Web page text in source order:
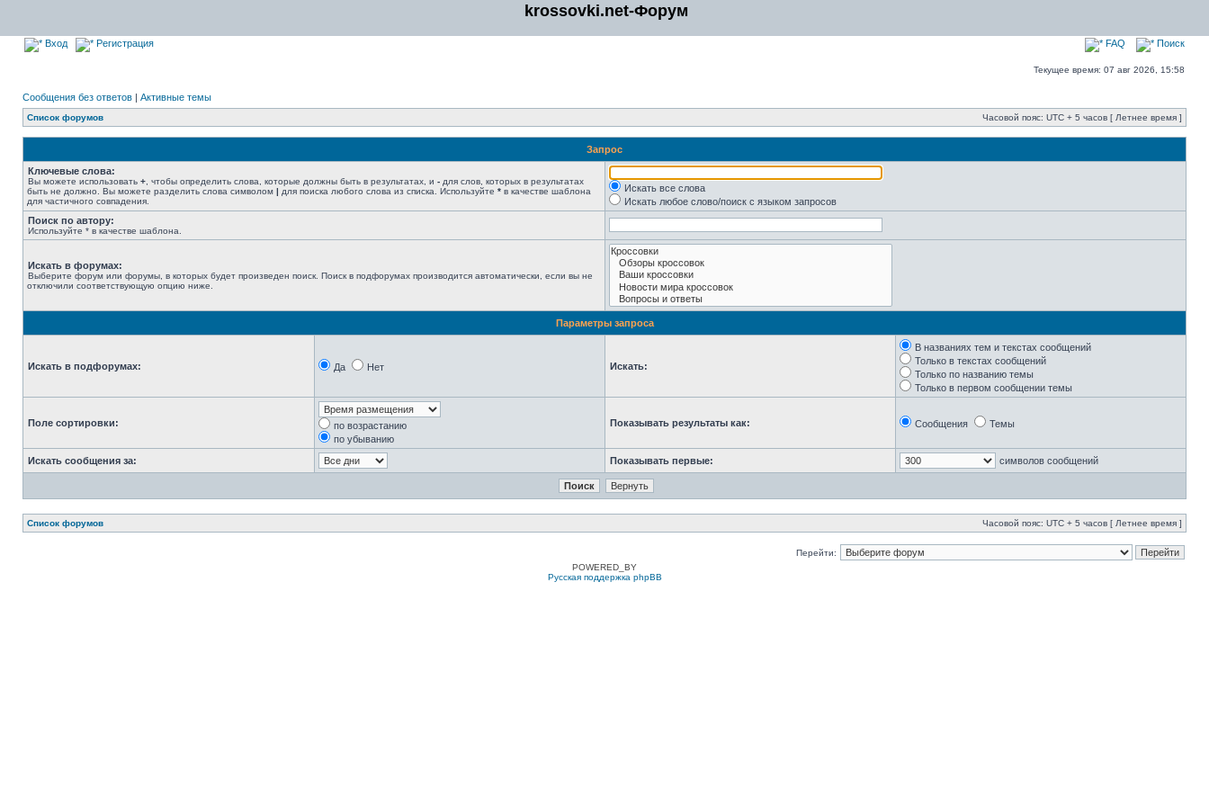
krossovki.net-Форум
Вход Регистрация FAQ Поиск
Текущее время: 07 авг 2026, 15:58
Сообщения без ответов | Активные темы
Список форумов Часовой пояс: UTC + 5 часов [ Летнее время ]
Запрос
Ключевые слова:
Вы можете использовать + , чтобы определить слова, которые должны быть в результатах, и - для слов, которых в результатах
быть не должно. Вы можете разделить слова символом | для поиска любого слова из списка. Используйте * в качестве шаблона
для частичного совпадения.
Искать все слова
Искать любое слово/поиск с языком запросов
Поиск по автору:
Используйте * в качестве шаблона.
Искать в форумах:
Выберите форум или форумы, в которых будет произведен поиск. Поиск в подфорумах производится автоматически, если вы не
отключили соответствующую опцию ниже.
Параметры запроса
Искать в подфорумах: Да Нет Искать:
В названиях тем и текстах сообщений
Только в текстах сообщений
Только по названию темы
Только в первом сообщении темы
Поле сортировки:
по возрастанию
по убыванию
Показывать результаты как: Сообщения Темы
Искать сообщения за: Показывать первые: символов сообщений
Список форумов Часовой пояс: UTC + 5 часов [ Летнее время ]
Перейти:
POWERED_BY
Русская поддержка phpBB